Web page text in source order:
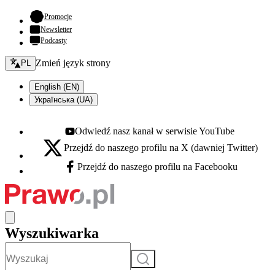
Promocje- otwiera się w nowej karcie
Newsletter
Podcasty
Zmień język - bieżący:
PL Zmień język strony
English (EN)
Українська (UA)
Youtube - otwiera się w nowej karcie
Odwiedź nasz kanał w serwisie YouTube
X - otwiera się w nowej karcie
Przejdź do naszego profilu na X (dawniej Twitter)
Facebook - otwiera się w nowej karcie
Przejdź do naszego profilu na Facebooku
Wyszukiwarka
Szukaj